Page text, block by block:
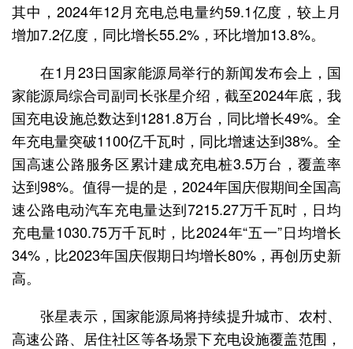
其中，2024年12月充电总电量约59.1亿度，较上月
增加7.2亿度，同比增长55.2%，环比增加13.8%。
在1月23日国家能源局举行的新闻发布会上，国
家能源局综合司副司长张星介绍，截至2024年底，我
国充电设施总数达到1281.8万台，同比增长49%。全
年充电量突破1100亿千瓦时，同比增速达到38%。全
国高速公路服务区累计建成充电桩3.5万台，覆盖率
达到98%。值得一提的是，2024年国庆假期间全国高
速公路电动汽车充电量达到7215.27万千瓦时，日均
充电量1030.75万千瓦时，比2024年“五一”日均增长
34%，比2023年国庆假期日均增长80%，再创历史新
高。
张星表示，国家能源局将持续提升城市、农村、
高速公路、居住社区等各场景下充电设施覆盖范围，